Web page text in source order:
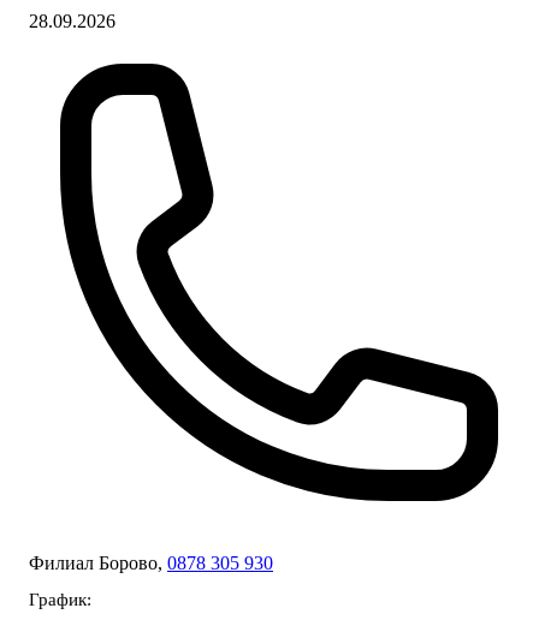
28.09.2026
Филиал Борово, 0878 305 930
График: